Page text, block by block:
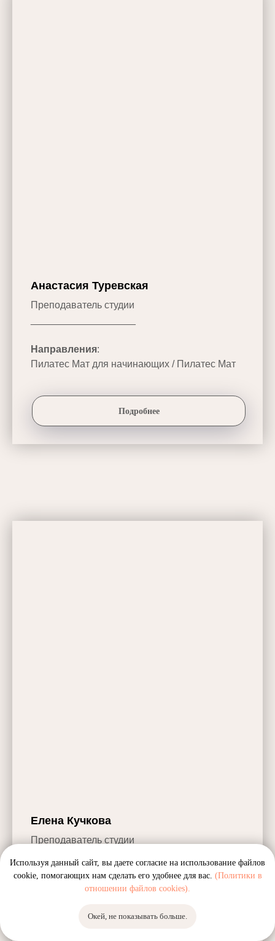
Анастасия Туревская
Преподаватель студии
Направления:
Пилатес Мат для начинающих / Пилатес Мат
Подробнее
Елена Кучкова
Преподаватель студии
Используя данный сайт, вы даете согласие на использование файлов
cookie, помогающих нам сделать его удобнее для вас. (Политики в
отношении файлов cookies).
Окей, не показывать больше.